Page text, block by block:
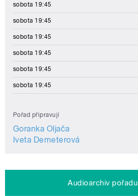
sobota 19:45
sobota 19:45
sobota 19:45
sobota 19:45
sobota 19:45
sobota 19:45
Pořad připravují
Goranka Oljača
Iveta Demeterová
Audioarchiv pořadu